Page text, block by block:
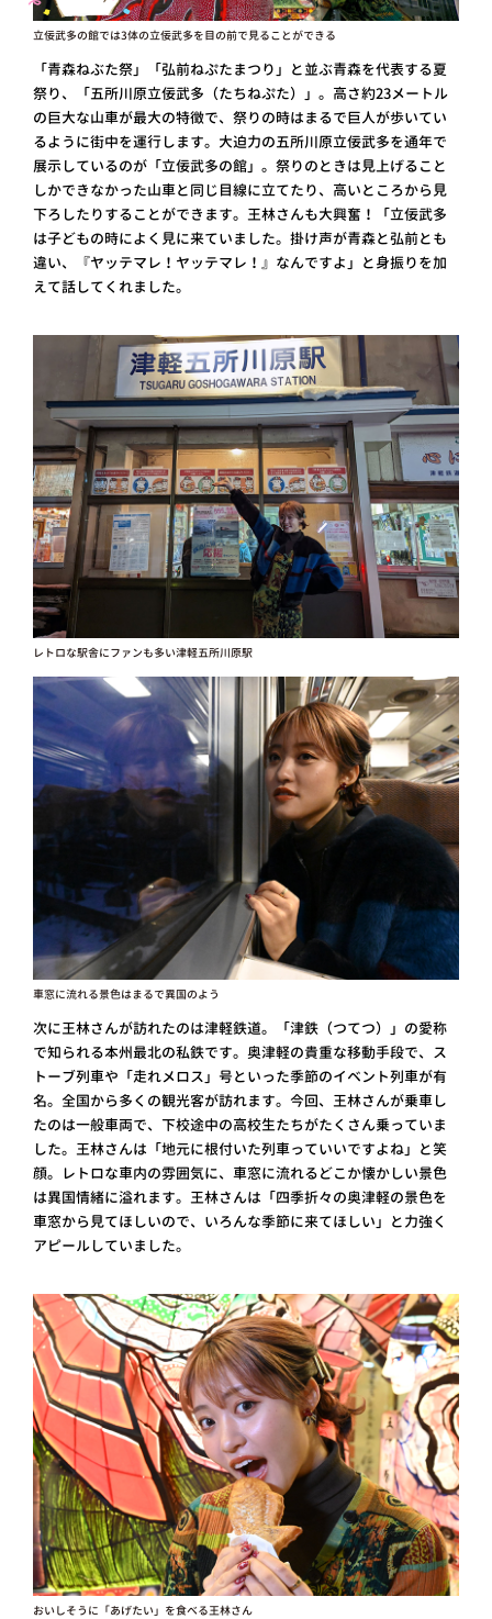
立佞武多の館では3体の立佞武多を目の前で見ることができる
「青森ねぶた祭」「弘前ねぷたまつり」と並ぶ青森を代表する夏
祭り、「五所川原立佞武多（たちねぷた）」。高さ約23メートル
の巨大な山車が最大の特徴で、祭りの時はまるで巨人が歩いてい
るように街中を運行します。大迫力の五所川原立佞武多を通年で
展示しているのが「立佞武多の館」。祭りのときは見上げること
しかできなかった山車と同じ目線に立てたり、高いところから見
下ろしたりすることができます。王林さんも大興奮！「立佞武多
は子どもの時によく見に来ていました。掛け声が青森と弘前とも
違い、『ヤッテマレ！ヤッテマレ！』なんですよ」と身振りを加
えて話してくれました。
レトロな駅舎にファンも多い津軽五所川原駅
車窓に流れる景色はまるで異国のよう
次に王林さんが訪れたのは津軽鉄道。「津鉄（つてつ）」の愛称
で知られる本州最北の私鉄です。奥津軽の貴重な移動手段で、ス
トーブ列車や「走れメロス」号といった季節のイベント列車が有
名。全国から多くの観光客が訪れます。今回、王林さんが乗車し
たのは一般車両で、下校途中の高校生たちがたくさん乗っていま
した。王林さんは「地元に根付いた列車っていいですよね」と笑
顔。レトロな車内の雰囲気に、車窓に流れるどこか懐かしい景色
は異国情緒に溢れます。王林さんは「四季折々の奥津軽の景色を
車窓から見てほしいので、いろんな季節に来てほしい」と力強く
アピールしていました。
おいしそうに「あげたい」を食べる王林さん